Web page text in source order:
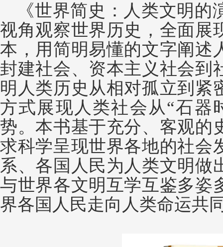
《世界简史：人类文明
视角观察世界历史，全面展
本，用简明易懂的文字阐述
封建社会、资本主义社会到
明人类历史从相对孤立到紧
方式展现人类社会从“石器
势。本书基于充分、客观的
求科学呈现世界各地的社会
系、各国人民为人类文明做
与世界各文明互学互鉴多姿
界各国人民走向人类命运共